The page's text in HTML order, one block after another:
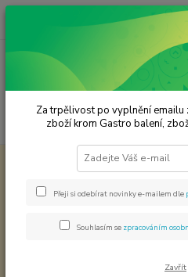
Světová kuchyně - koření
ARGENTINA
glutamátů
Za trpělivost po vyplnění emailu
zboží krom Gastro balení,
Přeji si odebírat novinky e-mailem dle
Souhlasím se zpracováním
Zavřít